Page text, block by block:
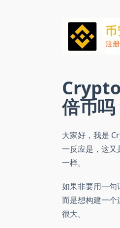
倍币吗
大家好，我是
一反应是，这
一样。
如果非要用一句
而是想构建一
很大。